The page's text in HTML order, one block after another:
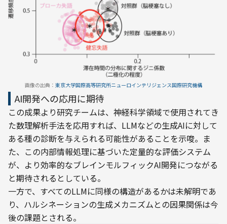
画像の出典： 東京大学国際高等研究所ニューロインテリジェンス国際研究機構
AI開発への応用に期待
この成果より研究チームは、神経科学領域で使用されてき
た数理解析手法を応用すれば、LLMなどの生成AIに対して
ある種の診断を与えられる可能性があることを示唆。ま
た、この内部情報処理に基づいた定量的な評価システム
が、より効率的なブレインモルフィックAI開発につながる
と期待されるとしている。
一方で、すべてのLLMに同様の構造があるかは未解明であ
り、ハルシネーションの生成メカニズムとの因果関係は今
後の課題とされる。